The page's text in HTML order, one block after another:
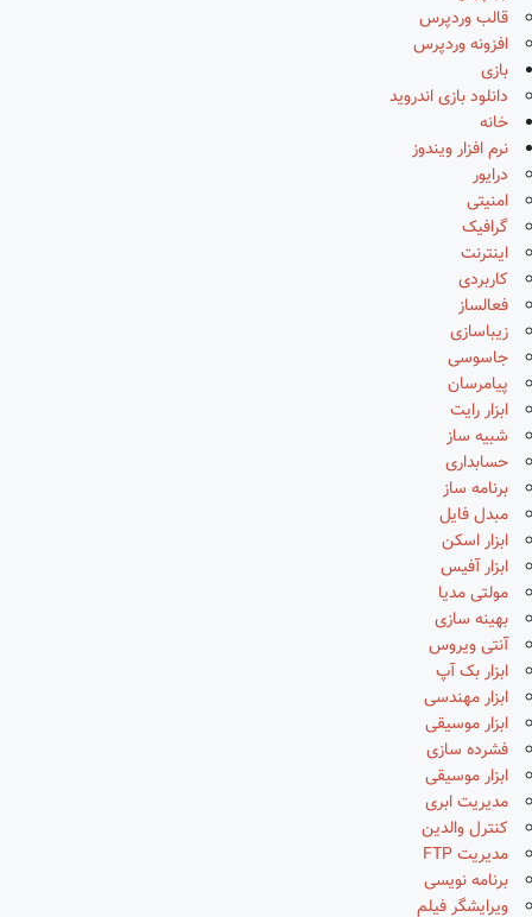
قالب وردپرس
افزونه وردپرس
بازی
دانلود بازی اندروید
خانه
نرم افزار ویندوز
درایور
امنیتی
گرافیک
اینترنت
کاربردی
فعالساز
زیباسازی
جاسوسی
پیامرسان
ابزار رایت
شبیه ساز
حسابداری
برنامه ساز
مبدل فایل
ابزار اسکن
ابزار آفیس
مولتی مدیا
بهینه سازی
آنتی ویروس
ابزار بک آپ
ابزار مهندسی
ابزار موسیقی
فشرده سازی
ابزار موسیقی
مدیریت ابری
کنترل والدین
مدیریت FTP
برنامه نویسی
ویرایشگر فیلم